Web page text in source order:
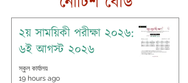
২য় সাময়িকী পরীক্ষা ২০২৬:
৬ই আগস্ট ২০২৬
স্কুল কার্যালয়
19 hours ago